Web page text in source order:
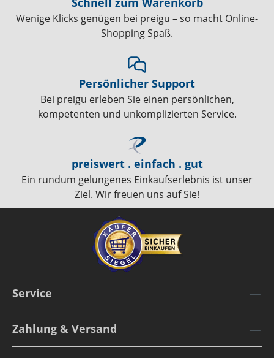
Wenige Klicks genügen bei preigu – so macht Online-
Shopping Spaß.
Persönlicher Support
Bei preigu erleben Sie einen persönlichen,
kompetenten und unkomplizierten Service.
preiswert . einfach . gut
Ein rundum gelungenes Einkaufserlebnis ist unser
Ziel. Wir freuen uns auf Sie!
Service
Zahlung & Versand